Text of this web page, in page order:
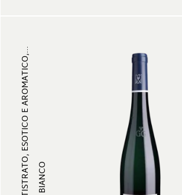
MULTISTRATO, ESOTICO E AROMATICO,...